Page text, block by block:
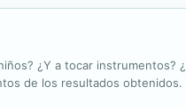
¿Y a tocar
de los resultados obtenidos.